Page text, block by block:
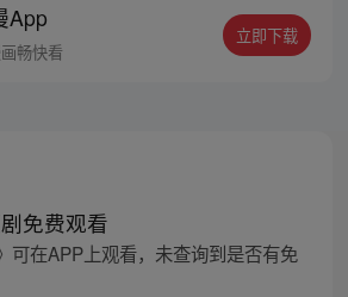
App
畅快看
立即下载
免费观看
可在APP上观看，未查询到是否有免